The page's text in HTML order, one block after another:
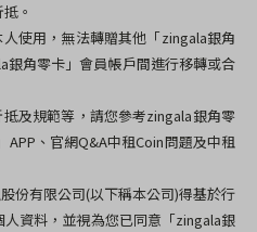
。
使用，無法轉贈其他「zingala銀角
銀角零卡」會員帳戶間進行移轉或合
及規範等，請您參考zingala銀角零
、官網Q&A中租Coin問題及中租
份有限公司(以下稱本公司)得基於行
資料，並視為您已同意 「zingala銀